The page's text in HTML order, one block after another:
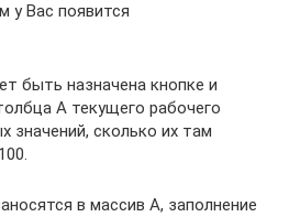
у Вас появится
быть назначена кнопке и
A текущего рабочего
значений, сколько их там
в массив A, заполнение